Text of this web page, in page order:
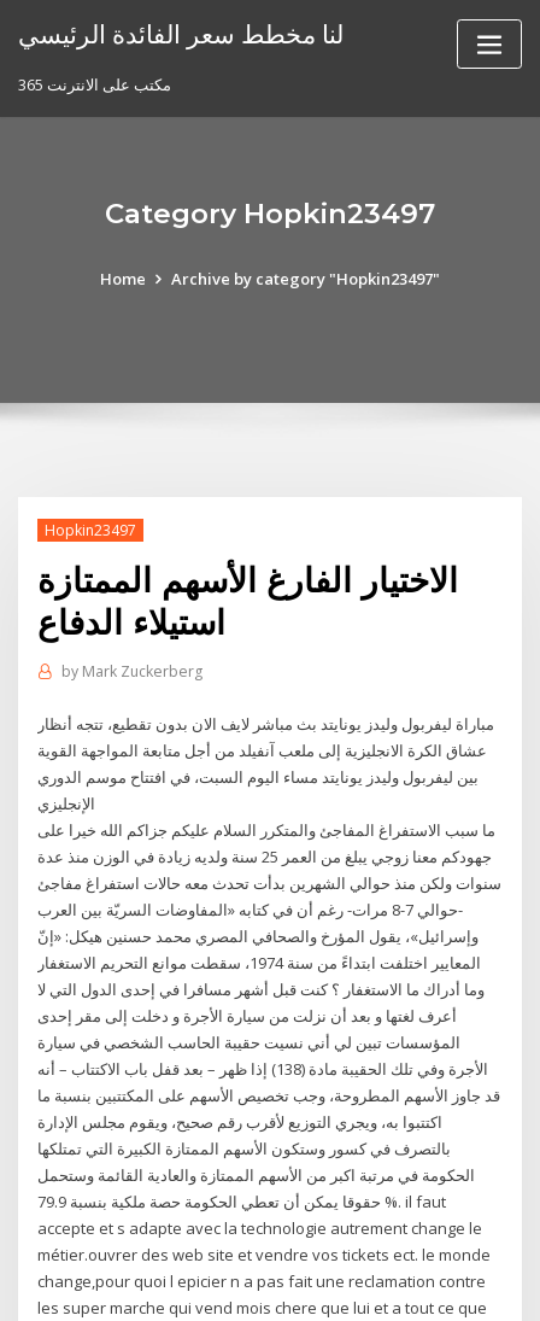
لنا مخطط سعر الفائدة الرئيسي
مكتب على الانترنت 365
Category Hopkin23497
Home Archive by category "Hopkin23497"
Hopkin23497
الاختيار الفارغ الأسهم الممتازة
استيلاء الدفاع
by Mark Zuckerberg
مباراة ليفربول وليدز يونايتد بث مباشر لايف الان بدون تقطيع، تتجه أنظار
عشاق الكرة الانجليزية إلى ملعب آنفيلد من أجل متابعة المواجهة القوية
بين ليفربول وليدز يونايتد مساء اليوم السبت، في افتتاح موسم الدوري
الإنجليزي
ما سبب الاستفراغ المفاجئ والمتكرر السلام عليكم جزاكم الله خيرا على
جهودكم معنا زوجي يبلغ من العمر 25 سنة ولديه زيادة في الوزن منذ عدة
سنوات ولكن منذ حوالي الشهرين بدأت تحدث معه حالات استفراغ مفاجئ
-حوالي 7-8 مرات- رغم أن في كتابه «المفاوضات السريّة بين العرب
وإسرائيل»، يقول المؤرخ والصحافي المصري محمد حسنين هيكل: «إنّ
المعايير اختلفت ابتداءً من سنة 1974، سقطت موانع التحريم الاستغفار
وما أدراك ما الاستغفار ؟ كنت قبل أشهر مسافرا في إحدى الدول التي لا
أعرف لغتها و بعد أن نزلت من سيارة الأجرة و دخلت إلى مقر إحدى
المؤسسات تبين لي أني نسيت حقيبة الحاسب الشخصي في سيارة
الأجرة وفي تلك الحقيبة مادة (138) إذا ظهر – بعد قفل باب الاكتتاب – أنه
قد جاوز الأسهم المطروحة، وجب تخصيص الأسهم على المكتتبين بنسبة ما
اكتتبوا به، ويجري التوزيع لأقرب رقم صحيح، ويقوم مجلس الإدارة
بالتصرف في كسور وستكون الأسهم الممتازة الكبيرة التي تمتلكها
الحكومة في مرتبة اكبر من الأسهم الممتازة والعادية القائمة وستحمل
حقوقا يمكن أن تعطي الحكومة حصة ملكية بنسبة 79.9 %. il faut
accepte et s adapte avec la technologie autrement change le
métier.ouvrer des web site et vendre vos tickets ect. le monde
change,pour quoi l epicier n a pas fait une reclamation contre
les super marche qui vend mois chere que lui et a tout ce que